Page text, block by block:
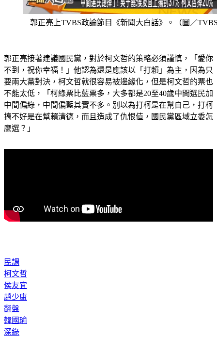
郭正亮上TVBS政論節目《新聞大白話》。（圖／
郭正亮接著建議國民黨，對於柯文哲的策略必須謹慎，「愛你
不到，祝你幸福！」他認為還是應該以「打賴」為主，因為只
要兩大黨對決，柯文哲就很容易被邊緣化，但是柯文哲的票也
不能太低，「柯綠票比藍票多，大多都是20至40歲中間選民加
中間偏綠，中間偏藍其實不多。別以為打柯是在幫自己，打柯
搞不好是在幫賴清德，而且造成了仇恨值，國民黨區域立委怎
麼選？」
民調
柯文哲
侯友宜
趙少康
翻盤
韓國瑜
深綠